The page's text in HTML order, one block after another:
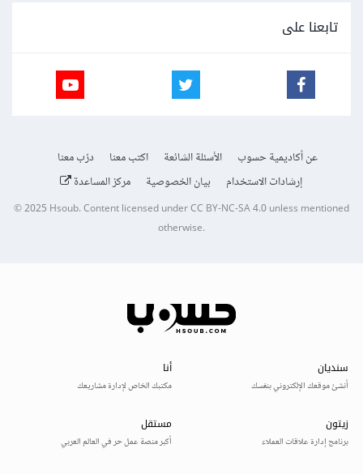
تابعنا على
عن أكاديمية حسوب الأسئلة الشائعة اكتب معنا
درّب معنا
إرشادات الاستخدام
بيان الخصوصية مركز المساعدة
© 2025Hsoub.Content licensed underCC BY-NC-SA 4.0unless mentioned
otherwise.